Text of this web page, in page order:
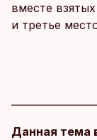
вместе
и третье
Данная тема